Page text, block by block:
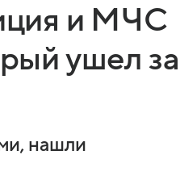
и МЧС
ушел за
нашли